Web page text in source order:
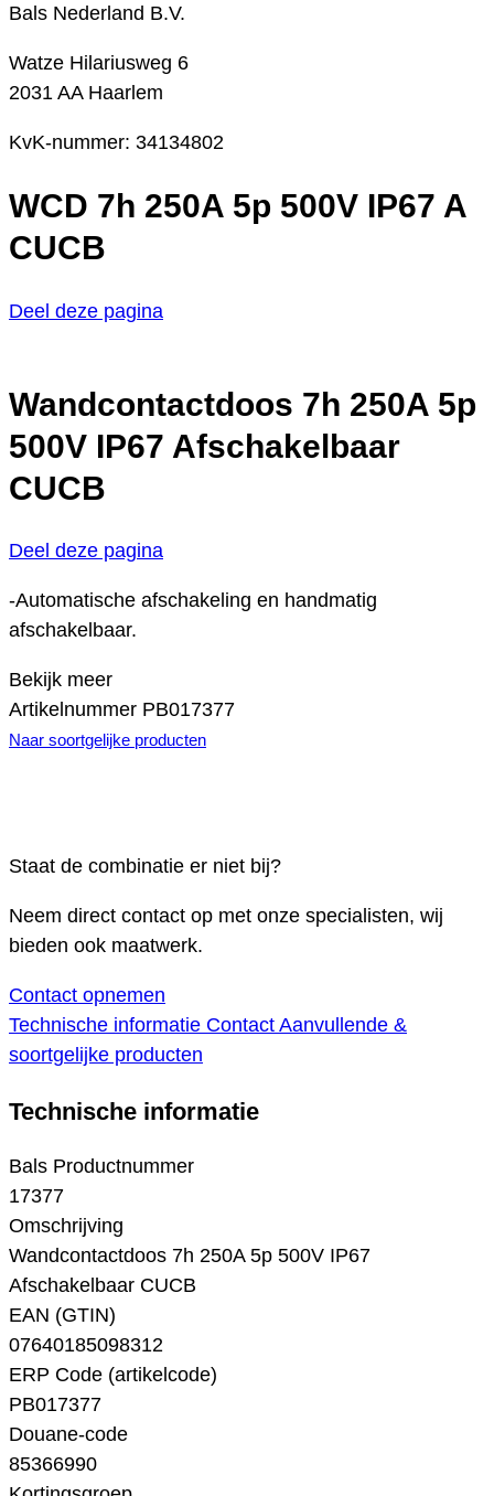
Bals Nederland B.V.
Watze Hilariusweg 6
2031 AA Haarlem
KvK-nummer: 34134802
WCD 7h 250A 5p 500V IP67 A
CUCB
Deel deze pagina
Wandcontactdoos 7h 250A 5p
500V IP67 Afschakelbaar
CUCB
Deel deze pagina
-Automatische afschakeling en handmatig
afschakelbaar.
Bekijk meer
Artikelnummer PB017377
Naar soortgelijke producten
Staat de combinatie er niet bij?
Neem direct contact op met onze specialisten, wij
bieden ook maatwerk.
Contact opnemen
Technische informatie Contact Aanvullende &
soortgelijke producten
Technische informatie
Bals Productnummer
17377
Omschrijving
Wandcontactdoos 7h 250A 5p 500V IP67
Afschakelbaar CUCB
EAN (GTIN)
07640185098312
ERP Code (artikelcode)
PB017377
Douane-code
85366990